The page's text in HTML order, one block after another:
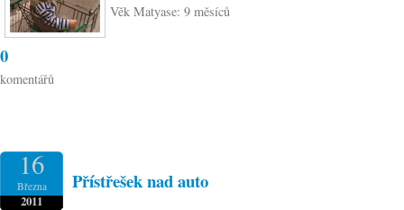
Věk Matyase: 9 měsíců
0
komentářů
16
Března
2011
Přístřešek nad auto